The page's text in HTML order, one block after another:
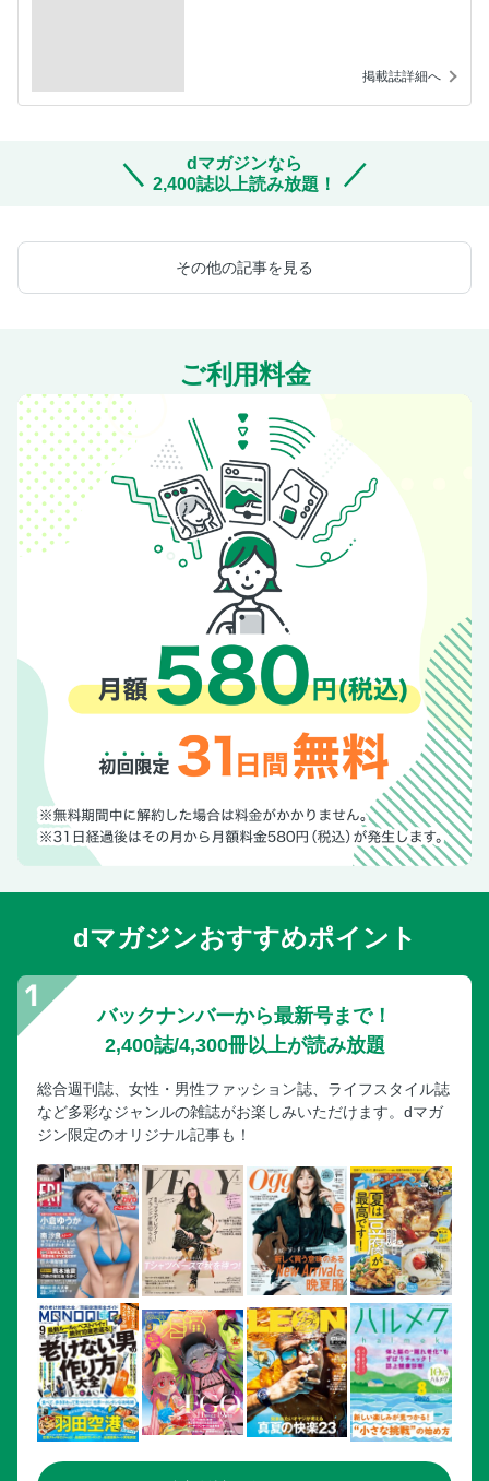
掲載誌詳細へ
dマガジンなら
2,400誌以上読み放題！
その他の記事を見る
ご利用料金
dマガジンおすすめポイント
バックナンバーから最新号まで！
2,400誌/4,300冊以上が読み放題
総合週刊誌、女性・男性ファッション誌、ライフスタイル誌
など多彩なジャンルの雑誌がお楽しみいただけます。dマガ
ジン限定のオリジナル記事も！